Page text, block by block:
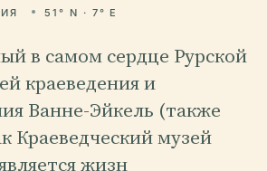
51° N · 7° E
в самом сердце Рурской
краеведения и
Ванне-Эйкель (также
Краеведческий музей
жизн